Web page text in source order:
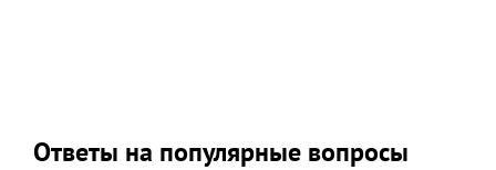
Ответы на популярные вопросы